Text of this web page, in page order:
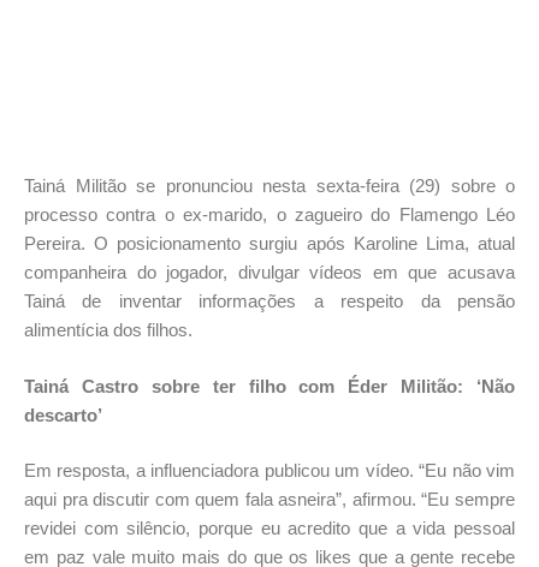
Tainá Militão se pronunciou nesta sexta-feira (29) sobre o
processo contra o ex-marido, o zagueiro do Flamengo Léo
Pereira. O posicionamento surgiu após Karoline Lima, atual
companheira do jogador, divulgar vídeos em que acusava
Tainá de inventar informações a respeito da pensão
alimentícia dos filhos.
Tainá Castro sobre ter filho com Éder Militão: ‘Não
descarto’
Em resposta, a influenciadora publicou um vídeo. “Eu não vim
aqui pra discutir com quem fala asneira”, afirmou. “Eu sempre
revidei com silêncio, porque eu acredito que a vida pessoal
em paz vale muito mais do que os likes que a gente recebe